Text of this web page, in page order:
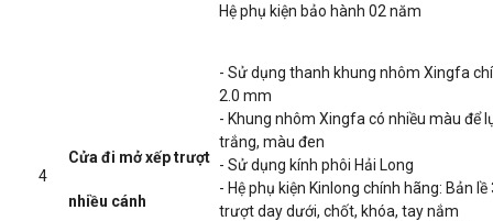
Hệ phụ kiện bảo hành 02 năm
4
Cửa đi mở xếp trượt
nhiều cánh
- Sử dụng thanh khung nhôm Xingfa
2.0 mm
- Khung nhôm Xingfa có nhiều màu để
trắng, màu đen
- Sử dụng kính phôi Hải Long
- Hệ phụ kiện Kinlong chính hãng: Bản
trượt day dưới, chốt, khóa, tay nắm